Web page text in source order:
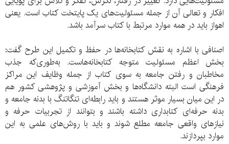
افکار و تعالی آن از جمله مسئولیت‌های یک پایتخت کتاب است. یعنی
اهواز باید در همه موارد مرتبط با کتاب سرآمد باشد.
اصنافی با اشاره به نقش کتابخانه‌ها در حفظ و تکمیل این طرح گفت:
بخش اعظم مسئولیت متوجه کتابخانه‌هاست. به‌طوری‌که جذب
مخاطبان و رفتن جامعه به سوی کتاب از جمله وظایف این مراکز
فرهنگی است البته دانشگاه‌ها و بخش آموزشی و پژوهشی کشور هم
در این میان بسیار موثر هستند و باید رابطه‌ای تنگاتنگ با بدنه جامعه و
بدنه حرفه‌ای کتابداری داشته باشند و بتوانند از تجربیات حرفه و
نیازهای واقعی جامعه مطلع شوند و باید با روش‌های علمی به این
موارد بپردازند.